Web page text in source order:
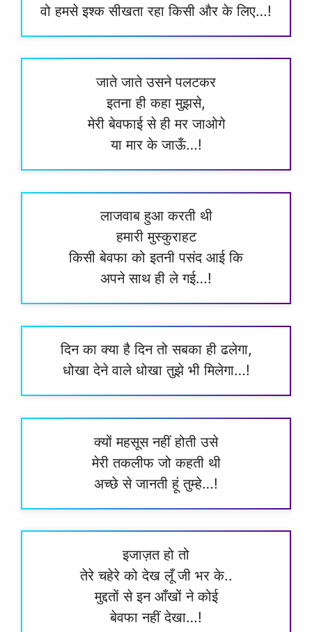
वो हमसे इश्क सीखता रहा किसी और के लिए…!
जाते जाते उसने पलटकर
इतना ही कहा मुझसे,
मेरी बेवफाई से ही मर जाओगे
या मार के जाऊँ…!
लाजवाब हुआ करती थी
हमारी मुस्कुराहट
किसी बेवफा को इतनी पसंद आई कि
अपने साथ ही ले गई…!
दिन का क्या है दिन तो सबका ही ढलेगा,
धोखा देने वाले धोखा तुझे भी मिलेगा…!
क्यों महसूस नहीं होती उसे
मेरी तकलीफ जो कहती थी
अच्छे से जानती हूं तुम्हे…!
इजाज़त हो तो
तेरे चहेरे को देख लूँ जी भर के..
मुद्दतों से इन आँखों ने कोई
बेवफा नहीं देखा…!